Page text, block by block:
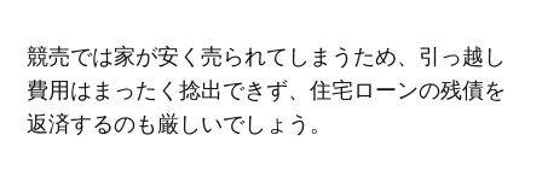
競売では家が安く売られてしまうため、引っ越し
費用はまったく捻出できず、住宅ローンの残債を
返済するのも厳しいでしょう。